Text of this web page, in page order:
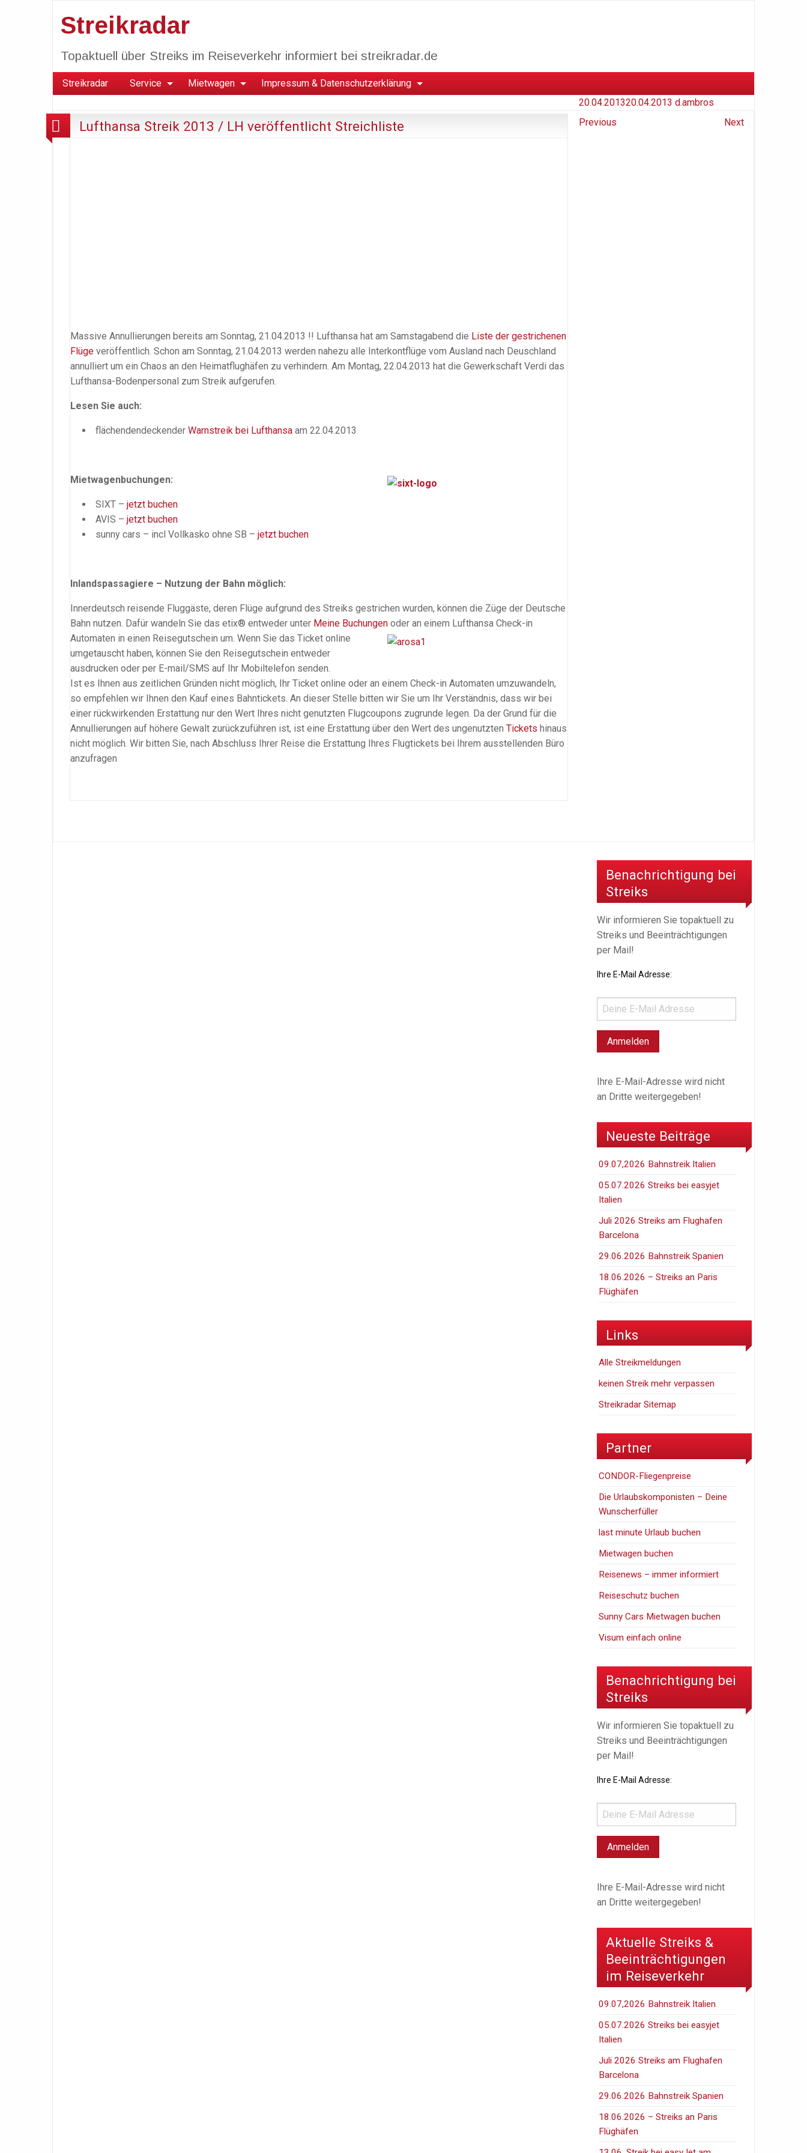
Streikradar
Topaktuell über Streiks im Reiseverkehr informiert bei streikradar.de
Streikradar Service Mietwagen Impressum & Datenschutzerklärung
Lufthansa Streik 2013 / LH veröffentlicht Streichliste
Massive Annullierungen bereits am Sonntag, 21.04.2013 !! Lufthansa hat am Samstagabend die Liste der gestrichenen
Flüge veröffentlich. Schon am Sonntag, 21.04.2013 werden nahezu alle Interkontflüge vom Ausland nach Deuschland
annulliert um ein Chaos an den Heimatflughäfen zu verhindern. Am Montag, 22.04.2013 hat die Gewerkschaft Verdi das
Lufthansa-Bodenpersonal zum Streik aufgerufen.
Lesen Sie auch:
flächendendeckender Warnstreik bei Lufthansa am 22.04.2013
Mietwagenbuchungen:
SIXT – jetzt buchen
AVIS – jetzt buchen
sunny cars – incl Vollkasko ohne SB – jetzt buchen
Inlandspassagiere – Nutzung der Bahn möglich:
Innerdeutsch reisende Fluggäste, deren Flüge aufgrund des Streiks gestrichen wurden, können die Züge der Deutsche
Bahn nutzen. Dafür wandeln Sie das etix® entweder unter Meine Buchungen oder an einem Lufthansa Check-in
Automaten in einen Reisegutschein um. Wenn Sie das Ticket online
umgetauscht haben, können Sie den Reisegutschein entweder
ausdrucken oder per E-mail/SMS auf Ihr Mobiltelefon senden.
Ist es Ihnen aus zeitlichen Gründen nicht möglich, Ihr Ticket online oder an einem Check-in Automaten umzuwandeln,
so empfehlen wir Ihnen den Kauf eines Bahntickets. An dieser Stelle bitten wir Sie um Ihr Verständnis, dass wir bei
einer rückwirkenden Erstattung nur den Wert Ihres nicht genutzten Flugcoupons zugrunde legen. Da der Grund für die
Annullierungen auf höhere Gewalt zurückzuführen ist, ist eine Erstattung über den Wert des ungenutzten Tickets hinaus
nicht möglich. Wir bitten Sie, nach Abschluss Ihrer Reise die Erstattung Ihres Flugtickets bei Ihrem ausstellenden Büro
anzufragen
20.04.201320.04.2013 d.ambros
Previous
Next
Benachrichtigung bei
Streiks
Wir informieren Sie topaktuell zu
Streiks und Beeinträchtigungen
per Mail!
Ihre E-Mail Adresse:
Ihre E-Mail-Adresse wird nicht
an Dritte weitergegeben!
Neueste Beiträge
09.07,2026 Bahnstreik Italien
05.07.2026 Streiks bei easyjet
Italien
Juli 2026 Streiks am Flughafen
Barcelona
29.06.2026 Bahnstreik Spanien
18.06.2026 – Streiks an Paris
Flüghäfen
Links
Alle Streikmeldungen
keinen Streik mehr verpassen
Streikradar Sitemap
Partner
CONDOR-Fliegenpreise
Die Urlaubskomponisten – Deine
Wunscherfüller
last minute Urlaub buchen
Mietwagen buchen
Reisenews – immer informiert
Reiseschutz buchen
Sunny Cars Mietwagen buchen
Visum einfach online
Benachrichtigung bei
Streiks
Wir informieren Sie topaktuell zu
Streiks und Beeinträchtigungen
per Mail!
Ihre E-Mail Adresse:
Ihre E-Mail-Adresse wird nicht
an Dritte weitergegeben!
Aktuelle Streiks &
Beeinträchtigungen
im Reiseverkehr
09.07,2026 Bahnstreik Italien
05.07.2026 Streiks bei easyjet
Italien
Juli 2026 Streiks am Flughafen
Barcelona
29.06.2026 Bahnstreik Spanien
18.06.2026 – Streiks an Paris
Flüghäfen